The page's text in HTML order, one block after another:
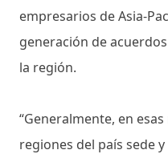
empresarios de Asia-
generación de
la región.
“Generalmente, en
regiones del país sede